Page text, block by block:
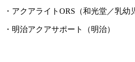
・アクアライトORS（和光堂／乳幼
・明治アクアサポート（明治）